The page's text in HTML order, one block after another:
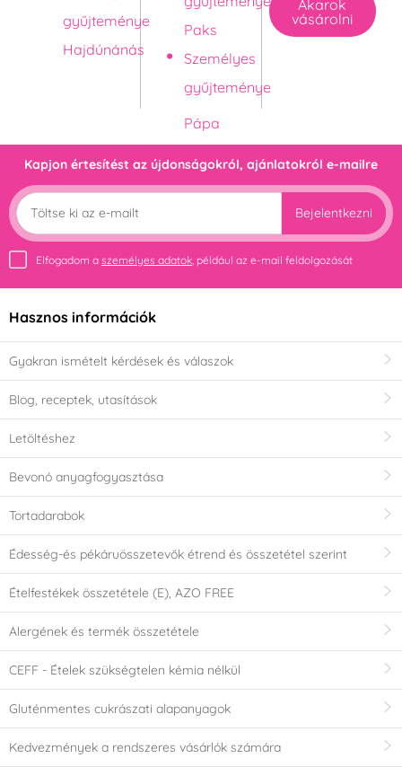
gyűjteménye
Hajdúnánás
Paks
Személyes
gyűjteménye
Akarok
vásárolni
Kapjon értesítést az újdonságokról, ajánlatokról e-mailre
Bejelentkezni
Elfogadom a személyes adatok , például az e-mail feldolgozását
Hasznos információk
Gyakran ismételt kérdések és válaszok
Blog, receptek, utasítások
Letöltéshez
Bevonó anyagfogyasztása
Tortadarabok
Édesség-és pékáruösszetevők étrend és összetétel szerint
Ételfestékek összetétele (E), AZO FREE
Alergének és termék összetétele
CEFF - Ételek szükségtelen kémia nélkül
Gluténmentes cukrászati alapanyagok
Kedvezmények a rendszeres vásárlók számára